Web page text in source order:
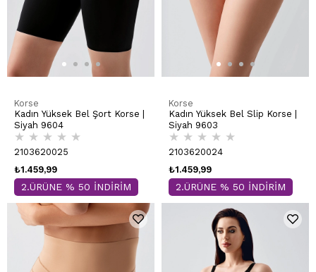
Korse
Kadın Yüksek Bel Şort Korse |
Siyah 9604
★ ★ ★ ★ ★
2103620025
₺1.459,99
2.ÜRÜNE % 50 İNDİRİM
Korse
Kadın Yüksek Bel Slip Korse |
Siyah 9603
★ ★ ★ ★ ★
2103620024
₺1.459,99
2.ÜRÜNE % 50 İNDİRİM